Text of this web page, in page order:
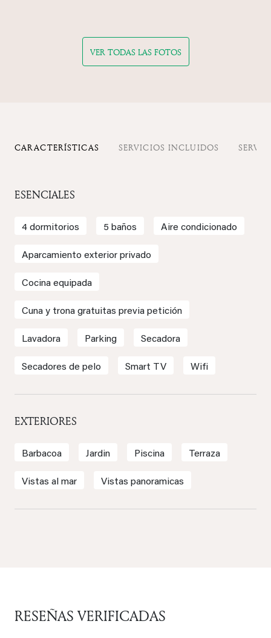
VER TODAS LAS FOTOS
CARACTERÍSTICAS SERVICIOS INCLUIDOS
ESENCIALES
4 dormitorios 5 baños Aire condicionado
Aparcamiento exterior privado
Cocina equipada
Cuna y trona gratuitas previa petición
Lavadora Parking Secadora
Secadores de pelo Smart TV Wifi
EXTERIORES
Barbacoa Jardin Piscina Terraza
Vistas al mar Vistas panoramicas
RESEÑAS VERIFICADAS